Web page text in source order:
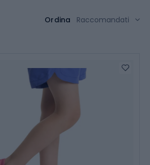
Ordina
Raccomandati